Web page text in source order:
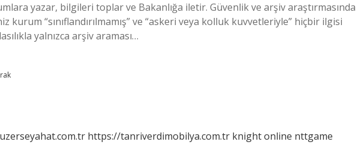
yazar, bilgileri toplar ve Bakanlığa iletir. Güvenlik ve arşiv araştırmasında
kurum “sınıflandırılmamış” ve “askeri veya kolluk kuvvetleriyle” hiçbir ilgisi
yalnızca arşiv araması…
https://tanriverdimobilya.com.tr knight online nttgame